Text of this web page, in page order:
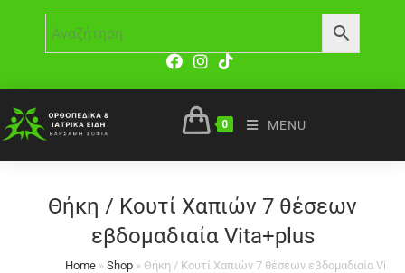
0 MENU
Θήκη / Κουτί Χαπιών 7 θέσεων
εβδομαδιαία Vita+plus
Home »Shop » Θήκη / Κουτί Χαπιών 7 θέσεων εβδομαδιαία